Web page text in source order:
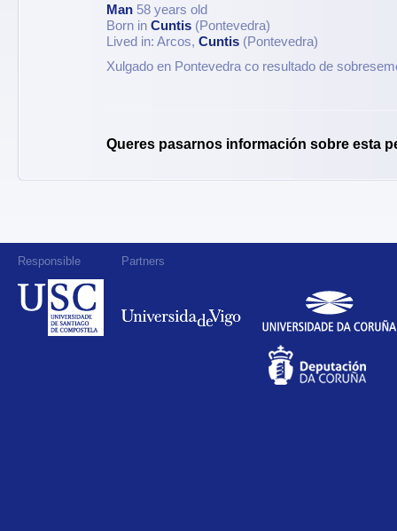
Man 58 years old
Born in Cuntis (Pontevedra)
Lived in: Arcos, Cuntis (Pontevedra)
Xulgado en Pontevedra co resultado de
Queres pasarnos información sobre esta
Responsible Partners